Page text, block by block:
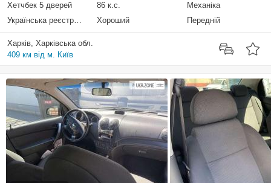
Хетчбек 5 дверей
86 к.с.
Механіка
Українська реєстрація
Хороший Передній
Харків, Харківська обл.
409 км від м. Київ